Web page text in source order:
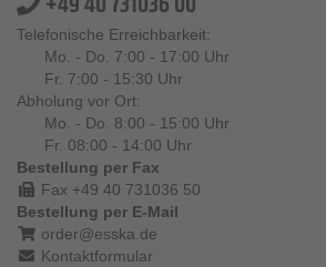
Telefonische Erreichbarkeit:
Mo. - Do. 7:00 - 17:00 Uhr
Fr. 7:00 - 15:30 Uhr
Abholung vor Ort:
Mo. - Do. 8:00 - 15:00 Uhr
Fr. 08:00 - 14:00 Uhr
Bestellung per Fax
Fax +49 40 731036 50
Bestellung per E-Mail
order@esska.de
Kontaktformular